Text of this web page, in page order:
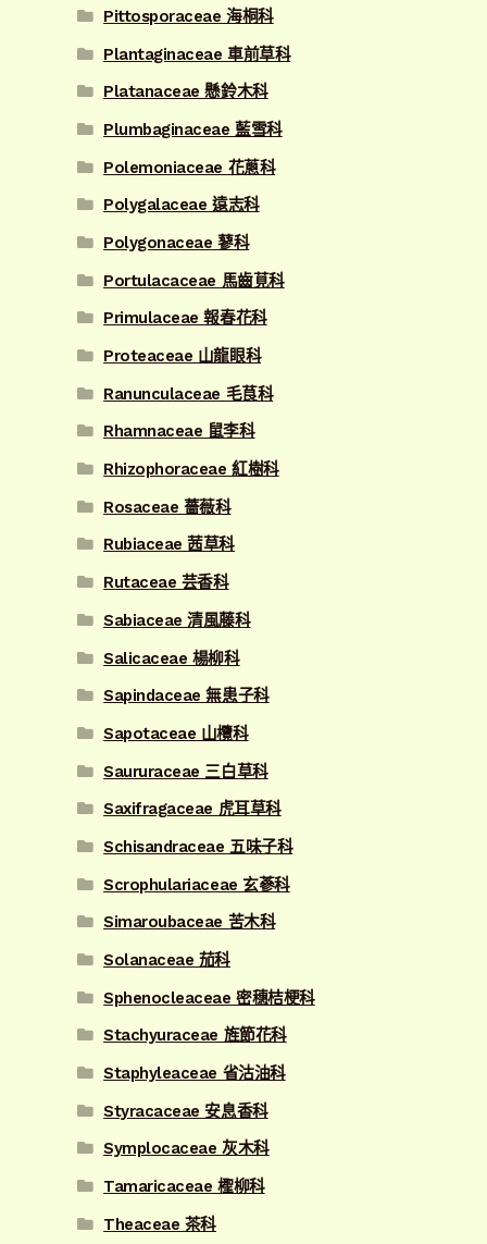
Pittosporaceae 海桐科
Plantaginaceae 車前草科
Platanaceae 懸鈴木科
Plumbaginaceae 藍雪科
Polemoniaceae 花蔥科
Polygalaceae 遠志科
Polygonaceae 蓼科
Portulacaceae 馬齒莧科
Primulaceae 報春花科
Proteaceae 山龍眼科
Ranunculaceae 毛茛科
Rhamnaceae 鼠李科
Rhizophoraceae 紅樹科
Rosaceae 薔薇科
Rubiaceae 茜草科
Rutaceae 芸香科
Sabiaceae 清風藤科
Salicaceae 楊柳科
Sapindaceae 無患子科
Sapotaceae 山欖科
Saururaceae 三白草科
Saxifragaceae 虎耳草科
Schisandraceae 五味子科
Scrophulariaceae 玄蔘科
Simaroubaceae 苦木科
Solanaceae 茄科
Sphenocleaceae 密穗桔梗科
Stachyuraceae 旌節花科
Staphyleaceae 省沽油科
Styracaceae 安息香科
Symplocaceae 灰木科
Tamaricaceae 檉柳科
Theaceae 茶科